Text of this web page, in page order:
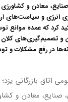
معادن و
انرژی و سیاست‌های
کرد که عمده
و تصمیم‌گیری‌های
در رفع مشکلات و
اتاق بازرگانی
صنایع، معادن و